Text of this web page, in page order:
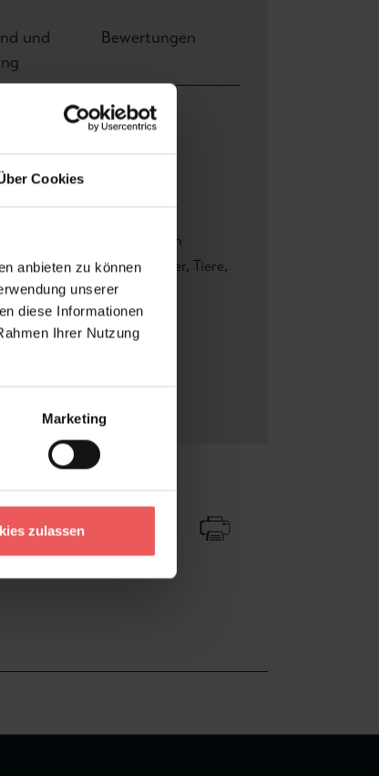
Cookies
anbieten zu können
unserer
diese Informationen
Ihrer Nutzung
Marketing
zulassen
und
Bewertungen
m x Höhe 10,00 m
walls
, Wand einkleistern
, Fauna, Florale Muster, Tiere,
WALLS
Zu Favoriten Teilen!